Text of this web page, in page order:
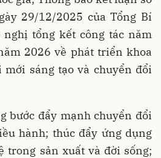
29/12/2025 của Tổng Bí
tổng kết công tác năm
2026 về phát triển khoa
mới sáng tạo và chuyển đổi
bước đẩy mạnh chuyển đổi
hành; thúc đẩy ứng dụng
trong sản xuất và đời sống;